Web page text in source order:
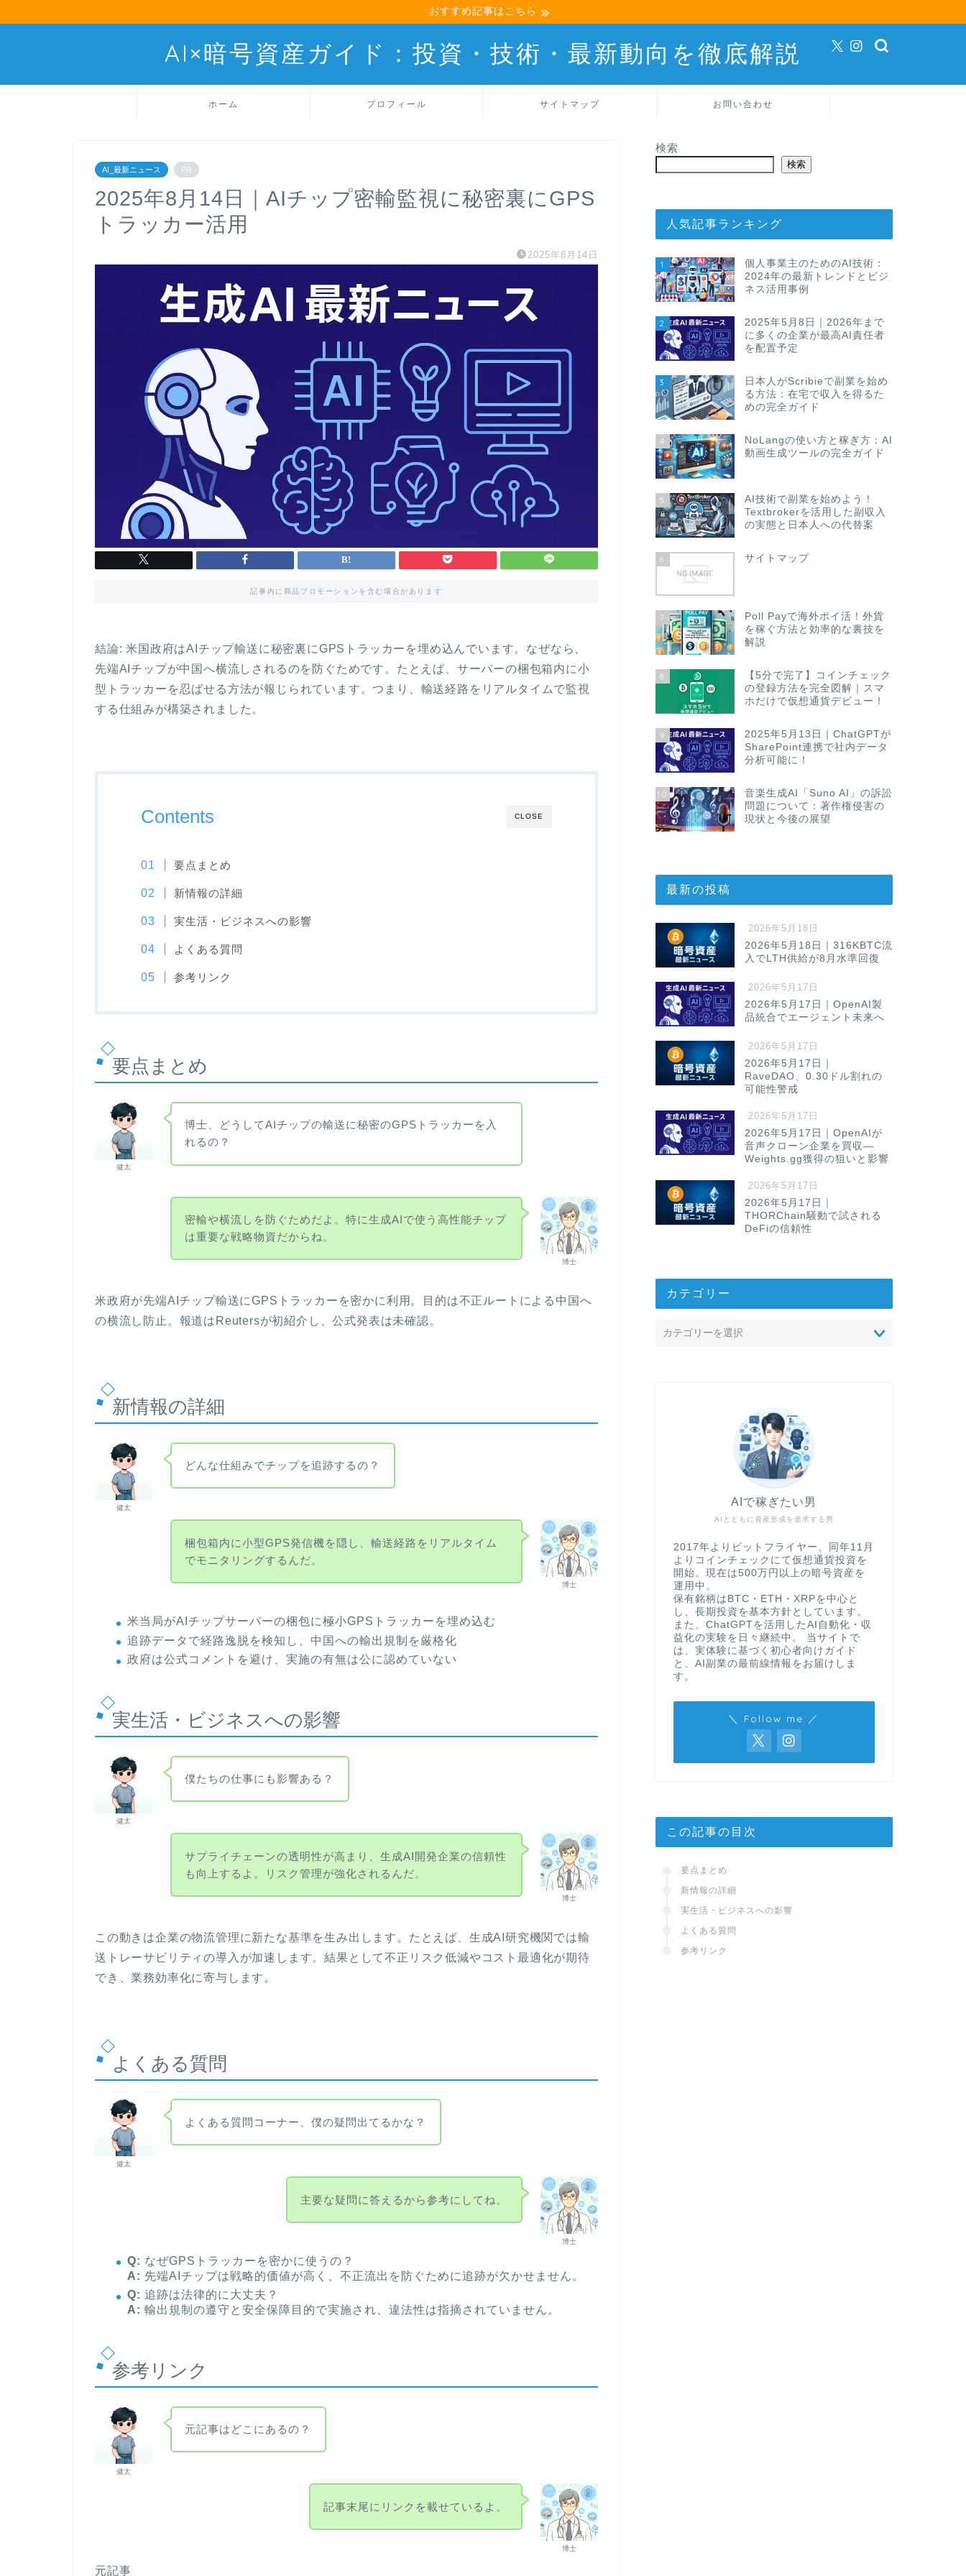
おすすめ記事はこちら
AI×暗号資産ガイド：投資・技術・最新動向を徹底解説
ホーム プロフィール サイトマップ お問い合わせ
AI_最新ニュース PR
2025年8月14日｜AIチップ密輸監視に秘密裏にGPS
トラッカー活用
2025年8月14日
記事内に商品プロモーションを含む場合があります
結論: 米国政府はAIチップ輸送に秘密裏にGPSトラッカーを埋め込んでいます。なぜなら、
先端AIチップが中国へ横流しされるのを防ぐためです。たとえば、サーバーの梱包箱内に小
型トラッカーを忍ばせる方法が報じられています。つまり、輸送経路をリアルタイムで監視
する仕組みが構築されました。
CLOSE
Contents
要点まとめ
新情報の詳細
実生活・ビジネスへの影響
よくある質問
参考リンク
要点まとめ
健太
博士、どうしてAIチップの輸送に秘密のGPSトラッカーを入
れるの？
博士
密輸や横流しを防ぐためだよ。特に生成AIで使う高性能チップ
は重要な戦略物資だからね。
米政府が先端AIチップ輸送にGPSトラッカーを密かに利用。目的は不正ルートによる中国へ
の横流し防止。報道はReutersが初紹介し、公式発表は未確認。
新情報の詳細
健太
どんな仕組みでチップを追跡するの？
博士
梱包箱内に小型GPS発信機を隠し、輸送経路をリアルタイム
でモニタリングするんだ。
米当局がAIチップサーバーの梱包に極小GPSトラッカーを埋め込む
追跡データで経路逸脱を検知し、中国への輸出規制を厳格化
政府は公式コメントを避け、実施の有無は公に認めていない
実生活・ビジネスへの影響
健太
僕たちの仕事にも影響ある？
博士
サプライチェーンの透明性が高まり、生成AI開発企業の信頼性
も向上するよ。リスク管理が強化されるんだ。
この動きは企業の物流管理に新たな基準を生み出します。たとえば、生成AI研究機関では輸
送トレーサビリティの導入が加速します。結果として不正リスク低減やコスト最適化が期待
でき、業務効率化に寄与します。
よくある質問
健太
よくある質問コーナー、僕の疑問出てるかな？
博士
主要な疑問に答えるから参考にしてね。
Q: なぜGPSトラッカーを密かに使うの？
A: 先端AIチップは戦略的価値が高く、不正流出を防ぐために追跡が欠かせません。
Q: 追跡は法律的に大丈夫？
A: 輸出規制の遵守と安全保障目的で実施され、違法性は指摘されていません。
参考リンク
健太
元記事はどこにあるの？
博士
記事末尾にリンクを載せているよ。
元記事
検索
検索
人気記事ランキング
1
個人事業主のためのAI技術：
2024年の最新トレンドとビジ
ネス活用事例
2
2025年5月8日｜2026年まで
に多くの企業が最高AI責任者
を配置予定
3
日本人がScribieで副業を始め
る方法：在宅で収入を得るた
めの完全ガイド
4
NoLangの使い方と稼ぎ方：AI
動画生成ツールの完全ガイド
5
AI技術で副業を始めよう！
Textbrokerを活用した副収入
の実態と日本人への代替案
6 サイトマップ
7
Poll Payで海外ポイ活！外貨
を稼ぐ方法と効率的な裏技を
解説
8
【5分で完了】コインチェック
の登録方法を完全図解｜スマ
ホだけで仮想通貨デビュー！
9
2025年5月13日｜ChatGPTが
SharePoint連携で社内データ
分析可能に！
10
音楽生成AI「Suno AI」の訴訟
問題について：著作権侵害の
現状と今後の展望
最新の投稿
2026年5月18日
2026年5月18日｜316KBTC流
入でLTH供給が8月水準回復
2026年5月17日
2026年5月17日｜OpenAI製
品統合でエージェント未来へ
2026年5月17日
2026年5月17日｜
RaveDAO、0.30ドル割れの
可能性警戒
2026年5月17日
2026年5月17日｜OpenAIが
音声クローン企業を買収—
Weights.gg獲得の狙いと影響
2026年5月17日
2026年5月17日｜
THORChain騒動で試される
DeFiの信頼性
カテゴリー
AIとともに資産形成を追求する男
AIで稼ぎたい男
2017年よりビットフライヤー、同年11月
よりコインチェックにて仮想通貨投資を
開始。現在は500万円以上の暗号資産を
運用中。
保有銘柄はBTC・ETH・XRPを中心と
し、長期投資を基本方針としています。
また、ChatGPTを活用したAI自動化・収
益化の実験を日々継続中。 当サイトで
は、実体験に基づく初心者向けガイド
と、AI副業の最前線情報をお届けしま
す。
＼ Follow me ／
この記事の目次
要点まとめ
新情報の詳細
実生活・ビジネスへの影響
よくある質問
参考リンク